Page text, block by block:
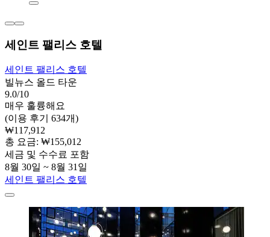
세인트 팰리스 호텔
세인트 팰리스 호텔
빌뉴스 올드 타운
9.0/10
매우 훌륭해요
(이용 후기 634개)
₩117,912
총 요금: ₩155,012
세금 및 수수료 포함
8월 30일 ~ 8월 31일
세인트 팰리스 호텔